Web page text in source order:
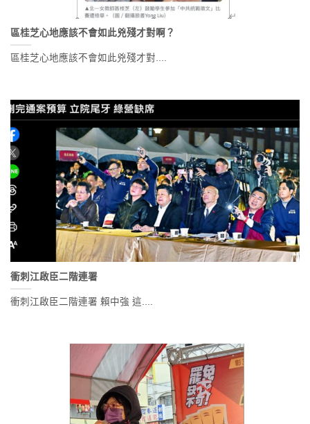
區桂芝心地應該不會如此兇殘才對啊？
區桂芝心地應該不會如此兇殘才對....
衝刺江啟臣二階連署
衝刺江啟臣二階連署 賴中強 這....